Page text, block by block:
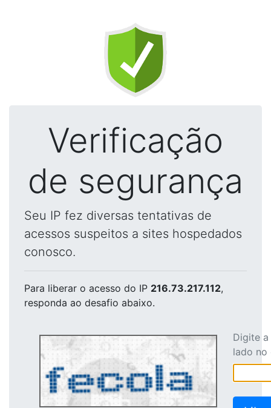
Verificação
de segurança
Seu IP fez diversas tentativas de
acessos suspeitos a sites hospedados
conosco.
Para liberar o acesso do IP 216.73.217.112,
responda ao desafio abaixo.
Digite
lado no